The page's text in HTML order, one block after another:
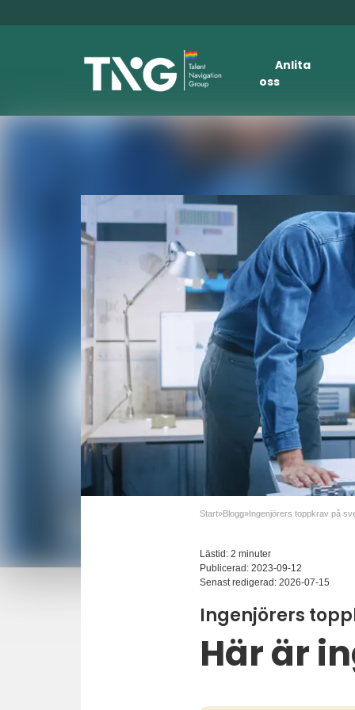
Anlita
oss
Start»Blogg»
Lästid: 2 minuter
Publicerad: 2023-09-12
Senast redigerad: 2026-07-15
Ingenjörers
Här är